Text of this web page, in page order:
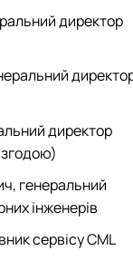
директор
директор
генеральний
інженерів
сервісу CML